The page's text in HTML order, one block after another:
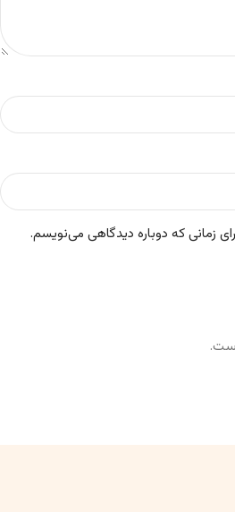
زمانی که دوباره دیدگاهی می‌نویسم.